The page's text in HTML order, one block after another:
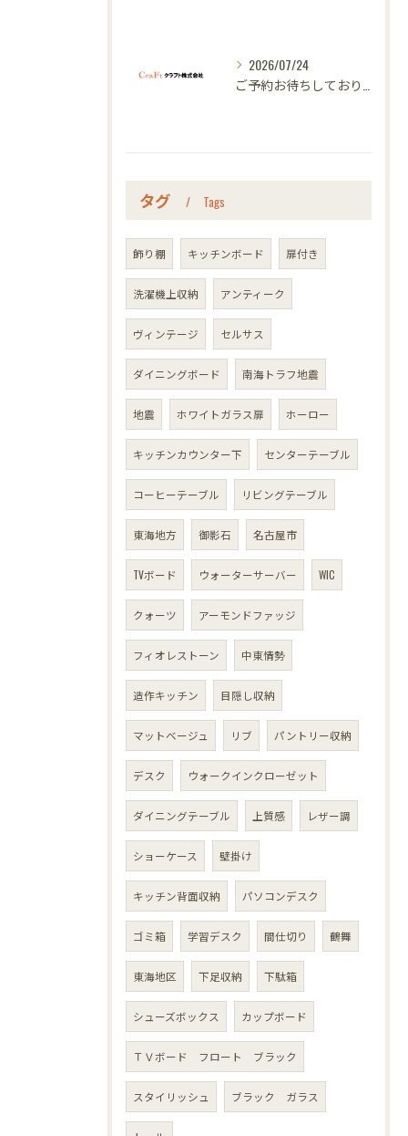
2026/07/24
タグ Tags
飾り棚 キッチンボード 扉付き
洗濯機上収納 アンティーク
ヴィンテージ セルサス
ダイニングボード 南海トラフ地震
地震 ホワイトガラス扉 ホーロー
キッチンカウンター下 センターテーブル
コーヒーテーブル リビングテーブル
東海地方 御影石 名古屋市
TVボード ウォーターサーバー WIC
クォーツ アーモンドファッジ
フィオレストーン 中東情勢
造作キッチン 目隠し収納
マットベージュ リブ パントリー収納
デスク ウォークインクローゼット
ダイニングテーブル 上質感 レザー調
ショーケース 壁掛け
キッチン背面収納 パソコンデスク
ゴミ箱 学習デスク 間仕切り 鶴舞
東海地区 下足収納 下駄箱
シューズボックス カップボード
ＴＶボード フロート ブラック
スタイリッシュ ブラック ガラス